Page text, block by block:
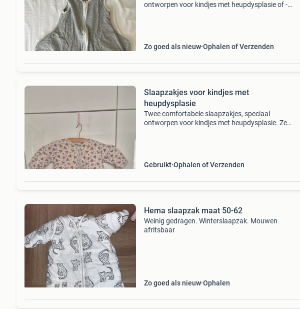
ontworpen voor kindjes met heupdysplasie of -
Zo goed als nieuw Ophalen of Verzenden
Slaapzakjes voor kindjes met
heupdysplasie
Twee comfortabele slaapzakjes, speciaal
ontworpen voor kindjes met heupdysplasie. Ze
Gebruikt Ophalen of Verzenden
Hema slaapzak maat 50-62
Weinig gedragen. Winterslaapzak. Mouwen
afritsbaar
Zo goed als nieuw Ophalen